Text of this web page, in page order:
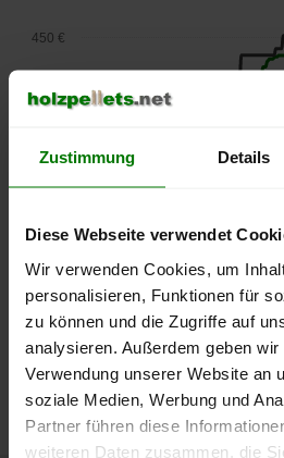
Zustimmung Details
Diese Webseite verwendet
Wir verwenden Cookies, um
personalisieren, Funktionen für
zu können und die Zugriffe auf
analysieren. Außerdem geben
Verwendung unserer Website an
soziale Medien, Werbung und
Partner führen diese
weiteren Daten zusammen, die
lose Ware
2025
2026
250 €
300 €
400 €
450 €
Die aktuelle Preisentwicklung für
können Sie jederzeit auf